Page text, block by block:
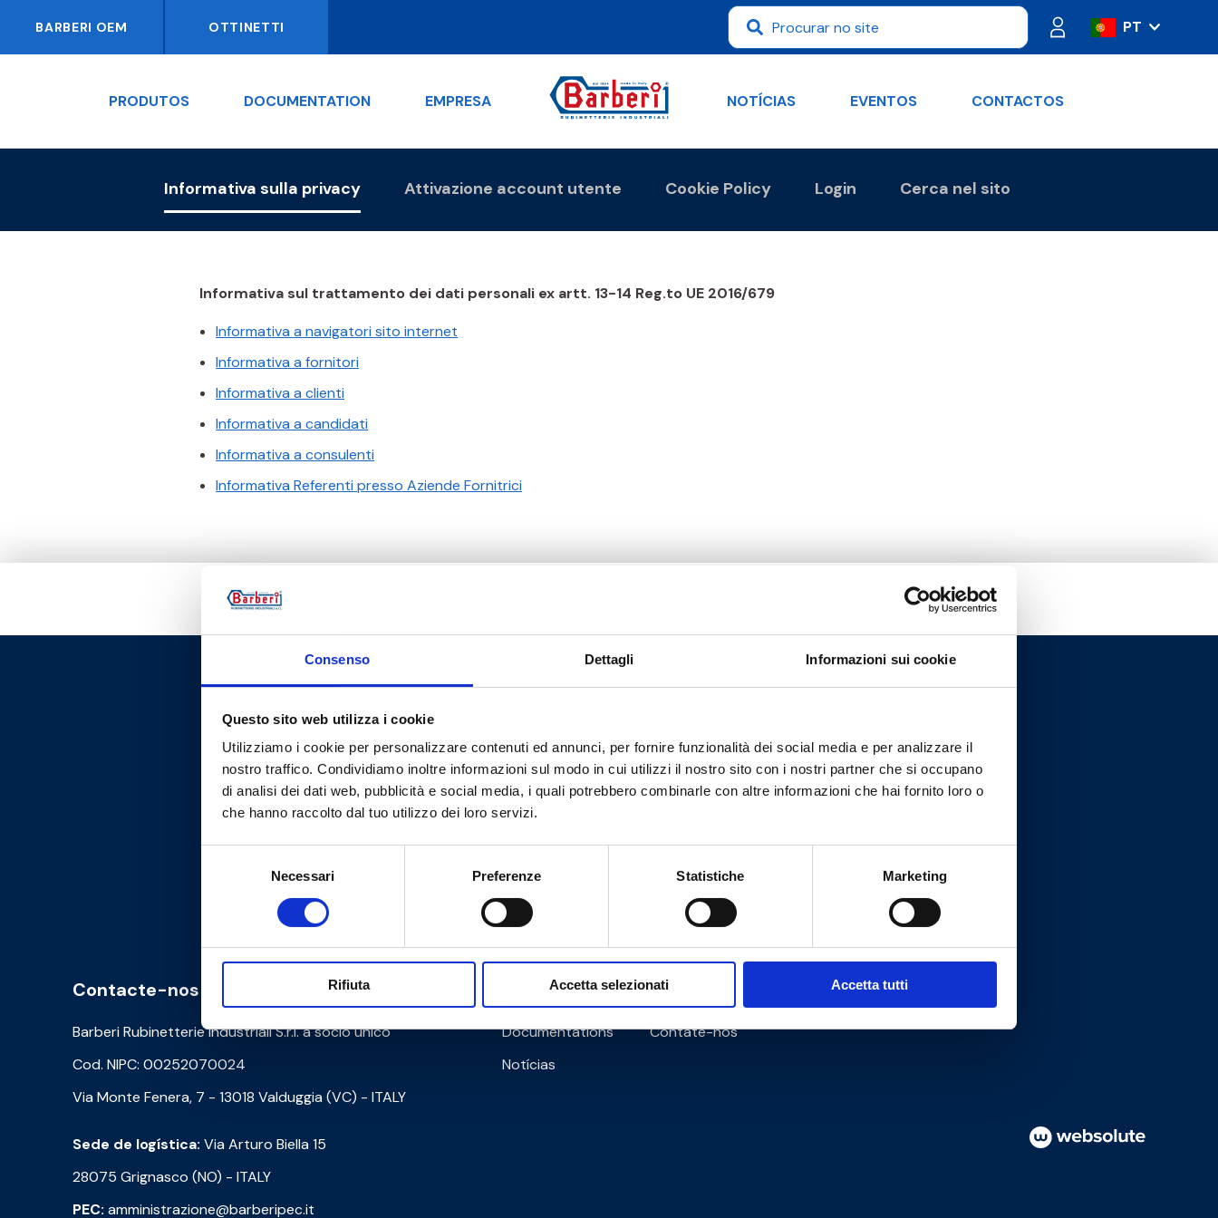
Consenso Dettagli Informazioni sui cookie
Questo sito web utilizza i cookie
Utilizziamo i cookie per personalizzare contenuti ed annunci, per fornire funzionalità dei social media e per analizzare il
nostro traffico. Condividiamo inoltre informazioni sul modo in cui utilizzi il nostro sito con i nostri partner che si occupano
di analisi dei dati web, pubblicità e social media, i quali potrebbero combinarle con altre informazioni che hai fornito loro o
che hanno raccolto dal tuo utilizzo dei loro servizi.
Necessari Preferenze Statistiche Marketing
Rifiuta Accetta selezionati Accetta tutti
BARBERI OEM OTTINETTI
PT
IT
DE
PRODUTOS DOCUMENTATION EMPRESA NOTÍCIAS EVENTOS CONTACTOS
Informativa sulla privacy Attivazione account utente Cookie Policy Login Cerca nel sito
Informativa sul trattamento dei dati personali ex artt. 13-14 Reg.to UE 2016/679
Informativa a navigatori sito internet
Informativa a fornitori
Informativa a clienti
Informativa a candidati
Informativa a consulenti
Informativa Referenti presso Aziende Fornitrici
Contacte-nos
Barberi Rubinetterie Industriali S.r.l. a socio unico
Cod. NIPC: 00252070024
Via Monte Fenera, 7 - 13018 Valduggia (VC) - ITALY
Sede de logística: Via Arturo Biella 15
28075 Grignasco (NO) - ITALY
PEC: amministrazione@barberipec.it
Informações
Documentations
Contate-nos
Notícias